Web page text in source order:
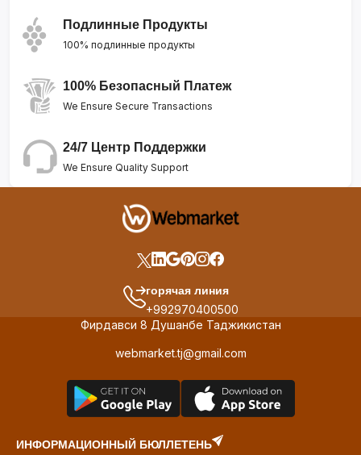
Подлинные Продукты
100% подлинные продукты
100% Безопасный Платеж
We Ensure Secure Transactions
24/7 Центр Поддержки
We Ensure Quality Support
горячая линия
+992970400500
Фирдавси 8 Душанбе Таджикистан
webmarket.tj@gmail.com
ИНФОРМАЦИОННЫЙ БЮЛЛЕТЕНЬ